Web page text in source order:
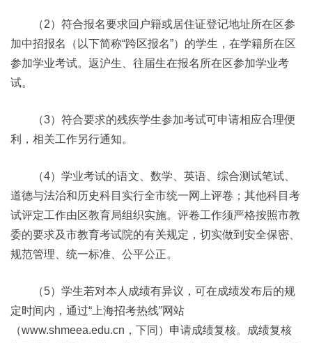
（2）符合报名要求回户籍或居住证登记地址所在区参
加中招报名（以下简称“跨区报名”）的学生，在学籍所在区
参加学业考试。返沪生、往届生在报名所在区参加学业考
试。
（3）符合要求的残疾学生参加考试可申请相应合理便
利，相关工作另行通知。
（4）学业考试的语文、数学、英语、综合测试笔试、
道德与法治和历史科目实行全市统一网上评卷；其他科目考
试评定工作由区教育局组织实施。评卷工作须严格按照市教
委的要求及市教育考试院的有关规定，切实做到安全保密、
规范管理、统一标准、公平公正。
（5）学生若对本人成绩有异议，可在成绩发布后的规
定时间内，通过“上海招考热线”网站
（www.shmeea.edu.cn，下同）申请成绩复核。成绩复核